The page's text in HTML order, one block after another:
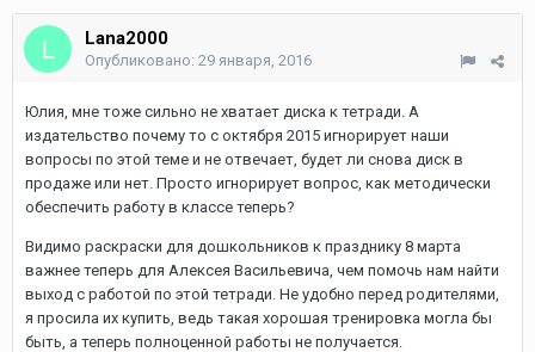
Lana2000
Опубликовано: 29 января, 2016
Юлия, мне тоже сильно не хватает диска к тетради. А
издательство почему то с октября 2015 игнорирует наши
вопросы по этой теме и не отвечает, будет ли снова диск в
продаже или нет. Просто игнорирует вопрос, как методически
обеспечить работу в классе теперь?
Видимо раскраски для дошкольников к празднику 8 марта
важнее теперь для Алексея Васильевича, чем помочь нам найти
выход с работой по этой тетради. Не удобно перед родителями,
я просила их купить, ведь такая хорошая тренировка могла бы
быть, а теперь полноценной работы не получается.